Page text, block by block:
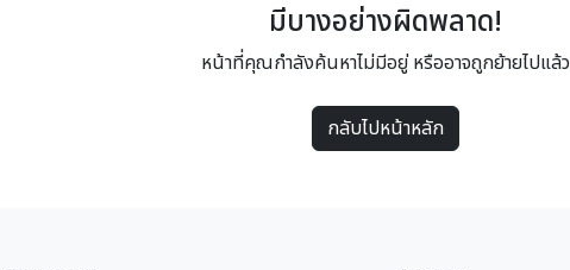
มีบางอย่างผิดพลาด!
หน้าที่คุณกำลังค้นหาไม่มีอยู่ หรืออาจถูกย้ายไปแล้ว
กลับไปหน้าหลัก